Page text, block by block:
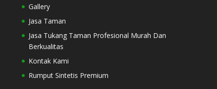
Gallery
Jasa Taman
Jasa Tukang Taman Profesional Murah Dan
Berkualitas
Kontak Kami
Rumput Sintetis Premium